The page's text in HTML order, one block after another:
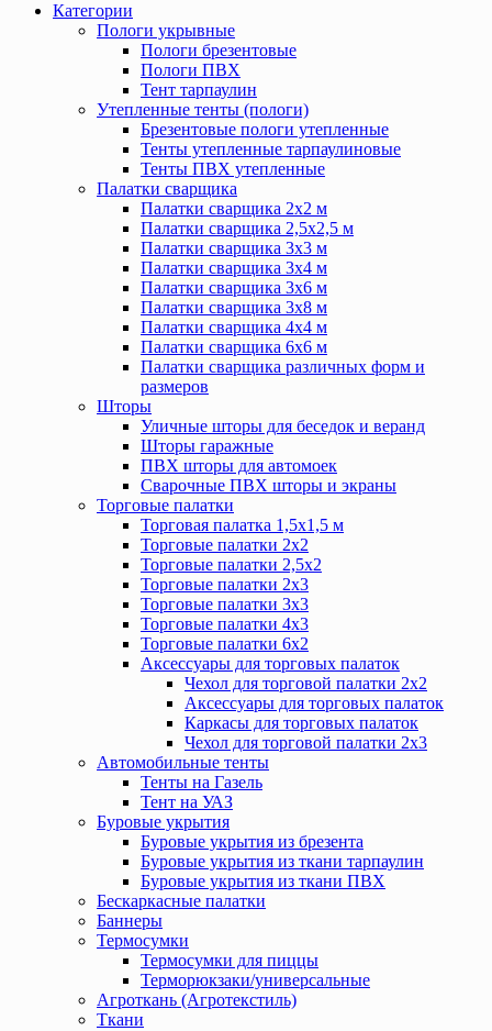
Категории
Пологи укрывные
Пологи брезентовые
Пологи ПВХ
Тент тарпаулин
Утепленные тенты (пологи)
Брезентовые пологи утепленные
Тенты утепленные тарпаулиновые
Тенты ПВХ утепленные
Палатки сварщика
Палатки сварщика 2х2 м
Палатки сварщика 2,5х2,5 м
Палатки сварщика 3х3 м
Палатки сварщика 3х4 м
Палатки сварщика 3х6 м
Палатки сварщика 3х8 м
Палатки сварщика 4х4 м
Палатки сварщика 6х6 м
Палатки сварщика различных форм и
размеров
Шторы
Уличные шторы для беседок и веранд
Шторы гаражные
ПВХ шторы для автомоек
Сварочные ПВХ шторы и экраны
Торговые палатки
Торговая палатка 1,5х1,5 м
Торговые палатки 2х2
Торговые палатки 2,5х2
Торговые палатки 2х3
Торговые палатки 3х3
Торговые палатки 4х3
Торговые палатки 6х2
Аксессуары для торговых палаток
Чехол для торговой палатки 2х2
Аксессуары для торговых палаток
Каркасы для торговых палаток
Чехол для торговой палатки 2х3
Автомобильные тенты
Тенты на Газель
Тент на УАЗ
Буровые укрытия
Буровые укрытия из брезента
Буровые укрытия из ткани тарпаулин
Буровые укрытия из ткани ПВХ
Бескаркасные палатки
Баннеры
Термосумки
Термосумки для пиццы
Терморюкзаки/универсальные
Агроткань (Агротекстиль)
Ткани